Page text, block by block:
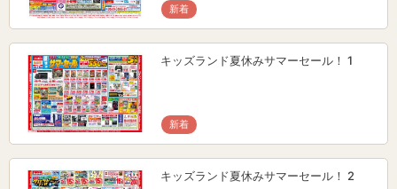
新着
キッズランド夏休みサマーセール！ 1
新着
キッズランド夏休みサマーセール！ 2